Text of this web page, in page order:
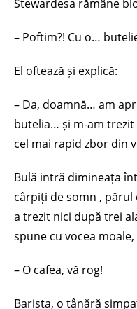
Stewardesa rămâne
– Poftim?! Cu o…
El oftează și explică:
– Da, doamnă… am
butelia… și m-am
cel mai rapid zbor din
Bulă intră dimineața
cârpiți de somn ,
a trezit nici după trei
spune cu vocea
– O cafea, vă rog!
Barista, o tânără